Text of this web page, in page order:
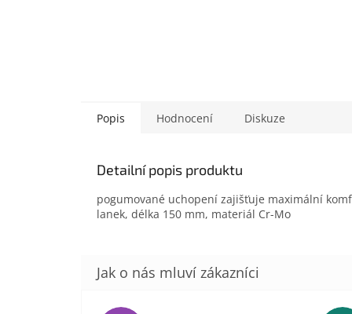
Popis Hodnocení Diskuze
Detailní popis produktu
pogumované uchopení zajišťuje maximální
lanek, délka 150 mm, materiál Cr-Mo